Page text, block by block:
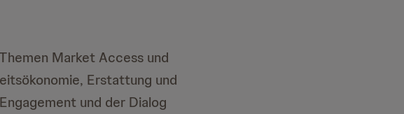
Market Access und
Erstattung und
und der Dialog